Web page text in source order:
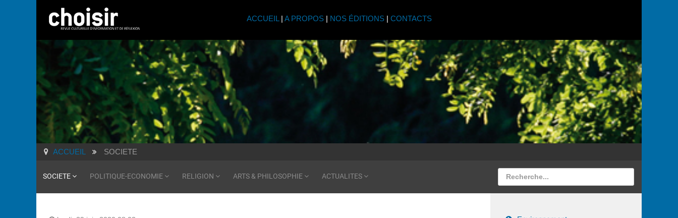
ACCUEIL | A PROPOS| NOS ÉDITIONS| CONTACTS
ACCUEIL SOCIETE
SOCIETE POLITIQUE-ECONOMIE RELIGION ARTS & PHILOSOPHIE ACTUALITES